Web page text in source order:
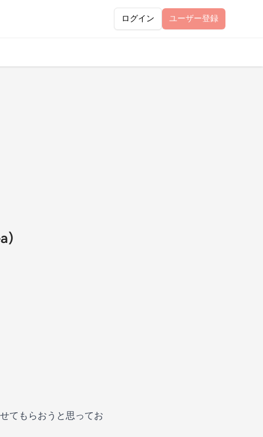
ログイン ユーザー登録
てもらおうと思ってお